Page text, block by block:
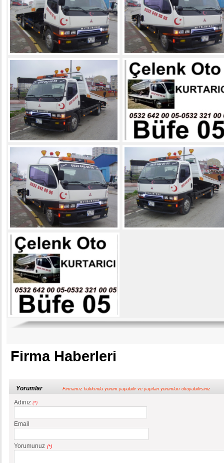
Firma Haberleri
Yorumlar Firmamız hakkında yorum yapabilir ve yapılan yorumları okuyabilirsiniz
Adınız (*)
Email
Yorumunuz (*)